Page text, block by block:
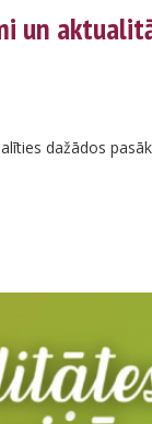
un
dažādos